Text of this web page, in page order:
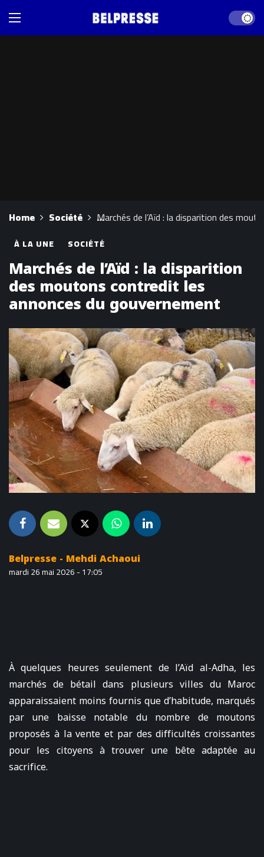
Dark
Home Société Marchés de l’Aïd : la disparition des
À LA UNE SOCIÉTÉ
Marchés de l’Aïd : la disparition
des moutons contredit les
annonces du gouvernement
Belpresse - Mehdi Achaoui
mardi 26 mai 2026 - 17:05
À quelques heures seulement de l’Aïd al-Adha, les
marchés de bétail dans plusieurs villes du Maroc
apparaissaient moins fournis que d’habitude, marqués
par une baisse notable du nombre de moutons
proposés à la vente et par des difficultés croissantes
pour les citoyens à trouver une bête adaptée au
sacrifice.